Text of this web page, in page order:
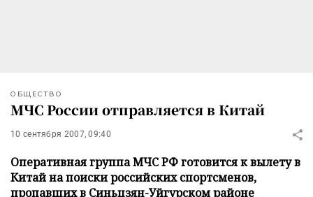
ОБЩЕСТВО
МЧС России отправляется в Китай
10 сентября 2007, 09:40
Оперативная группа МЧС РФ готовится к вылету в
Китай на поиски российских спортсменов,
пропавших в Синьцзян-Уйгурском районе